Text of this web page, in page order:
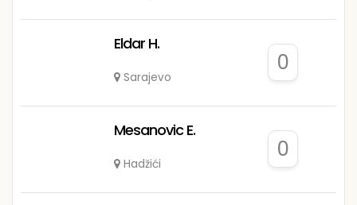
Eldar H.
Sarajevo
0
Mesanovic E.
Hadžići
0